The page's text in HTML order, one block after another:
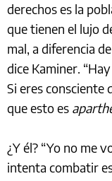
derechos es la
que tienen el lujo
mal, a diferencia
dice Kaminer.
Si eres consciente
que esto es
¿Y él? “Yo no me
intenta combatir